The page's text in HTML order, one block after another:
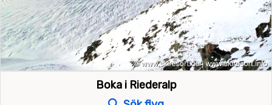
Boka i Riederalp